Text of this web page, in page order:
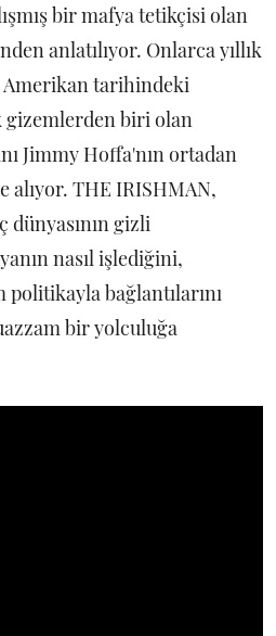
bir mafya tetikçisi olan
anlatılıyor. Onlarca yıllık
tarihindeki
gizemlerden biri olan
Jimmy Hoffa'nın ortadan
alıyor. THE IRISHMAN,
gizli
nasıl işlediğini,
politikayla bağlantılarını
bir yolculuğa